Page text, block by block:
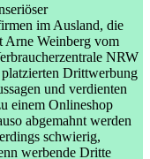
im Ausland, die
Arne Weinberg vom
NRW
Drittwerbung
und verdienten
einem Onlineshop
abgemahnt werden
schwierig,
werbende Dritte